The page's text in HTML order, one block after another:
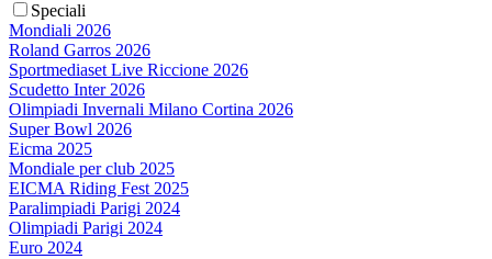
Speciali
Mondiali 2026
Roland Garros 2026
Sportmediaset Live Riccione 2026
Scudetto Inter 2026
Olimpiadi Invernali Milano Cortina 2026
Super Bowl 2026
Eicma 2025
Mondiale per club 2025
EICMA Riding Fest 2025
Paralimpiadi Parigi 2024
Olimpiadi Parigi 2024
Euro 2024